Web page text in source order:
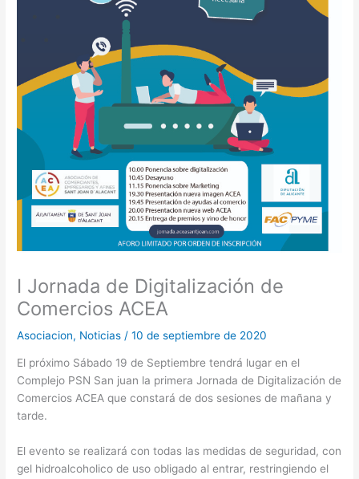
I Jornada de Digitalización de
Comercios ACEA
Asociacion, Noticias /10 de septiembre de 2020
El próximo Sábado 19 de Septiembre tendrá lugar en el
Complejo PSN San juan la primera Jornada de Digitalización de
Comercios ACEA que constará de dos sesiones de mañana y
tarde.
El evento se realizará con todas las medidas de seguridad, con
gel hidroalcoholico de uso obligado al entrar, restringiendo el